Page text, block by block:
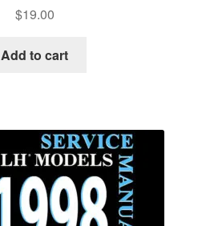
$19.00
Add to cart